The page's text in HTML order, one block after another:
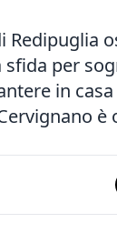
Redipuglia
sfida per
in
è